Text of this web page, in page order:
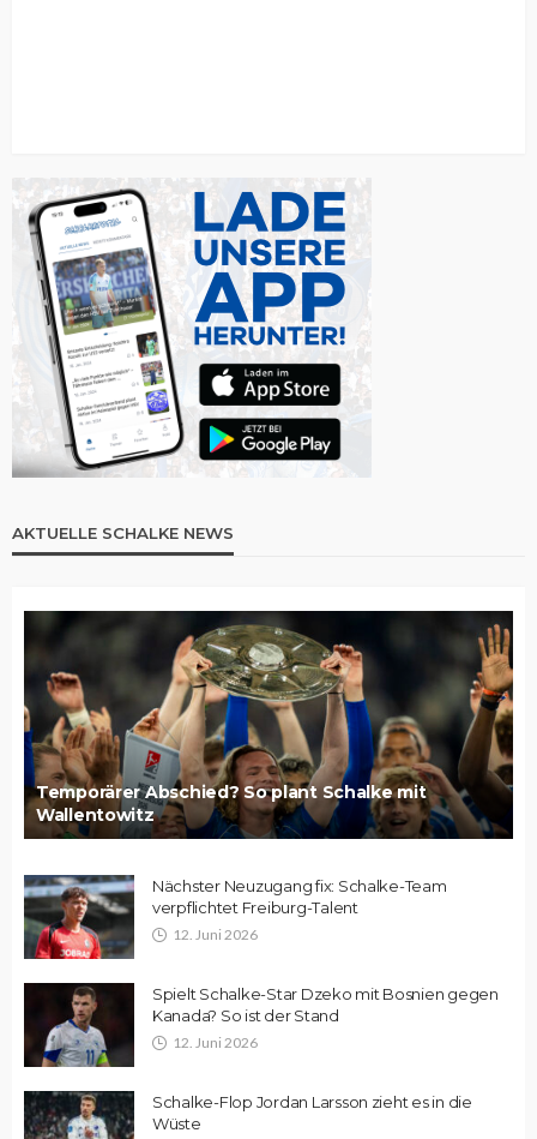
AKTUELLE SCHALKE NEWS
Temporärer Abschied? So plant Schalke mit
Wallentowitz
Nächster Neuzugang fix: Schalke-Team
verpflichtet Freiburg-Talent
12. Juni 2026
Spielt Schalke-Star Dzeko mit Bosnien gegen
Kanada? So ist der Stand
12. Juni 2026
Schalke-Flop Jordan Larsson zieht es in die
Wüste